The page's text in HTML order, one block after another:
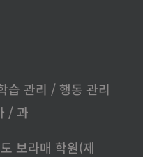
습 관리 / 행동 관리
/ 과
보라매 학원(제